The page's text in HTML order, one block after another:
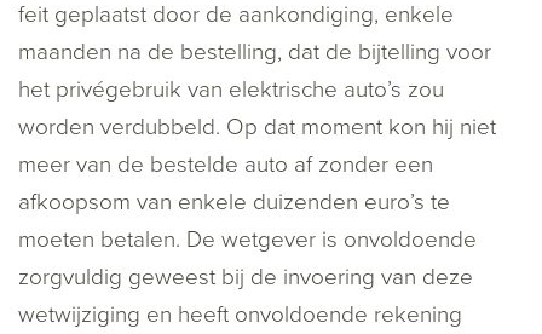
feit geplaatst door de aankondiging, enkele
maanden na de bestelling, dat de bijtelling voor
het privégebruik van elektrische auto’s zou
worden verdubbeld. Op dat moment kon hij niet
meer van de bestelde auto af zonder een
afkoopsom van enkele duizenden euro’s te
moeten betalen. De wetgever is onvoldoende
zorgvuldig geweest bij de invoering van deze
wetwijziging en heeft onvoldoende rekening